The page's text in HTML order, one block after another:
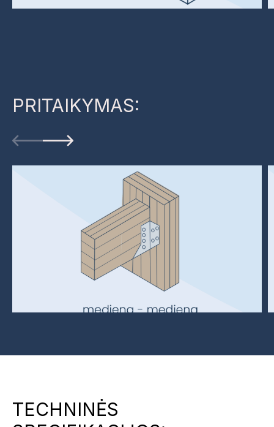
PRITAIKYMAS:
TECHNINĖS